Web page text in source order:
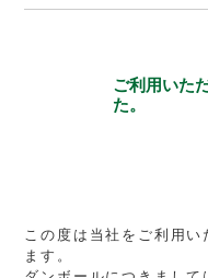
ご利用いた
た。
この度は当社をご利用
ます。